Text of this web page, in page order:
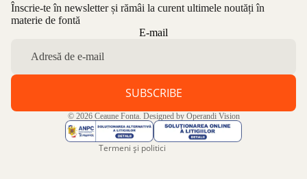
Înscrie-te în newsletter și rămâi la curent ultimele noutăți în
materie de fontă
E-mail
SUBSCRIBE
© 2026 Ceaune Fonta. Designed by Operandi Vision
Termeni și politici
Politica de confidențialitate
Aviz legal